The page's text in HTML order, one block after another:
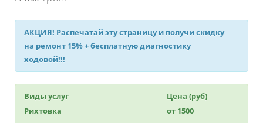
АКЦИЯ! Распечатай эту страницу и получискидку
на ремонт 15%+ бесплатную диагностику
ходовой!!!
Виды услуг
Цена (руб)
Рихтовка
от 1500